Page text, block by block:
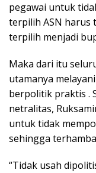
pegawai untuk
terpilih ASN harus
terpilih menjadi
Maka dari itu
utamanya
berpolitik praktis .
netralitas,
untuk tidak
sehingga
“Tidak usah